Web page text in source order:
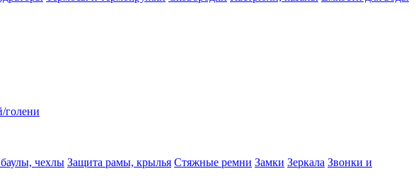
голени
чехлы Защита рамы, крылья Стяжные ремни Замки Зеркала Звонки и